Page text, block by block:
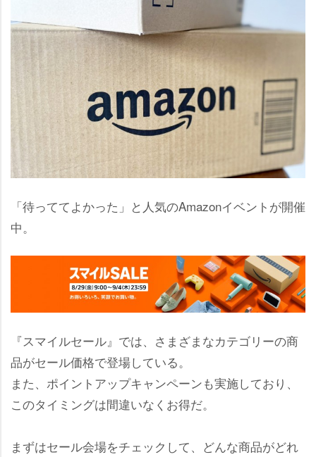
「待っててよかった」と人気のAmazonイベントが開催
中。
『スマイルセール』では、さまざまなカテゴリーの商
品がセール価格で登場している。
また、ポイントアップキャンペーンも実施しており、
このタイミングは間違いなくお得だ。
まずはセール会場をチェックして、どんな商品がどれ